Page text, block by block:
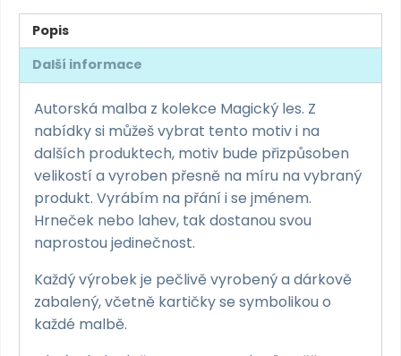
Popis
Další informace
Autorská malba z kolekce Magický les. Z
nabídky si můžeš vybrat tento motiv i na
dalších produktech, motiv bude přizpůsoben
velikostí a vyroben přesně na míru na vybraný
produkt. Vyrábím na přání i se jménem.
Hrneček nebo lahev, tak dostanou svou
naprostou jedinečnost.
Každý výrobek je pečlivě vyrobený a dárkově
zabalený, včetně kartičky se symbolikou o
každé malbě.